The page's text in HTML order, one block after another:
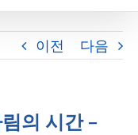
이전 다음
의 시간 –